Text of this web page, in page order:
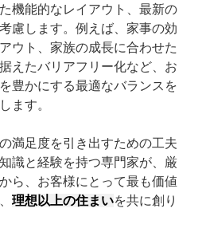
機能的なレイアウト、最新の
慮します。例えば、家事の効
ウト、家族の成長に合わせた
えたバリアフリー化など、お
豊かにする最適なバランスを
ます。
満足度を引き出すための工夫
識と経験を持つ専門家が、厳
ら、お客様にとって最も価値
理想以上の住まいを共に創り